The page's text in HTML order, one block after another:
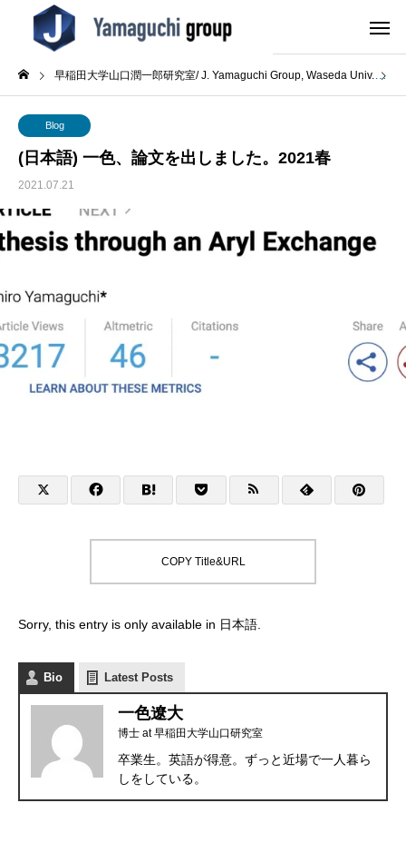
早稲田大学山口潤一郎研究室/ J. Yamaguchi Group, Waseda Univ.
Blog
(日本語) 一色、論文を出しました。2021春
2021.07.21
COPY Title&URL
Sorry, this entry is only available in 日本語
Bio Latest Posts
一色遼大
博士 at早稲田大学山口研究室
卒業生。英語が得意。ずっと近場で一人暮ら
しをしている。